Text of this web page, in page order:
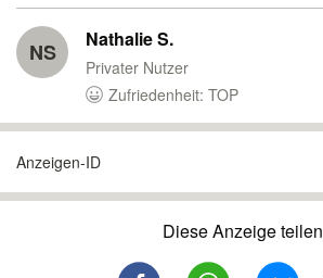
NS Nathalie S.
Privater Nutzer
Zufriedenheit: TOP
Anzeigen-ID
Diese Anzeige teilen